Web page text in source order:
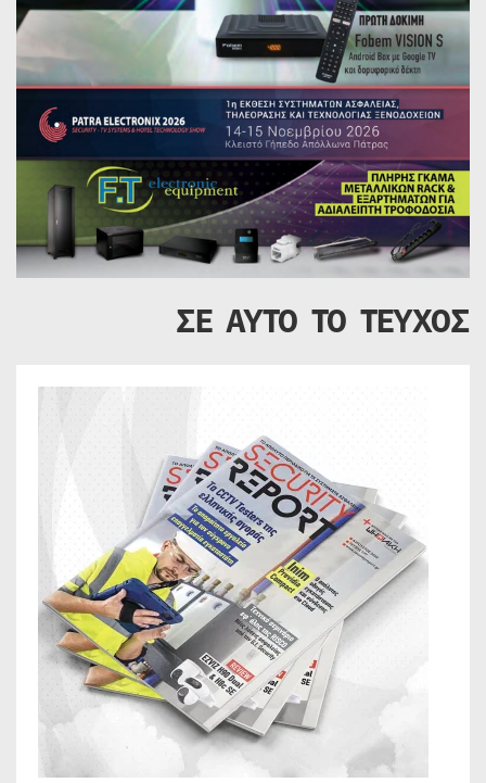
ΣΕ ΑΥΤΟ ΤΟ ΤΕΥΧΟΣ